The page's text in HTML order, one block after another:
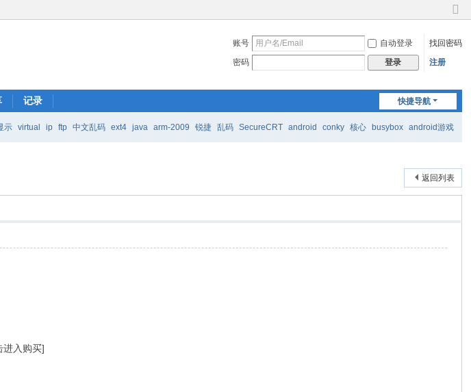
切
到
账号 自动登录
找回密码
密码
登录 注册
快捷导航
记录
示 virtual ip ftp 中文乱码 ext4 java arm-2009 锐捷 乱码 SecureCRT android conky 核心 busybox android游戏
返回列表
进入购买]